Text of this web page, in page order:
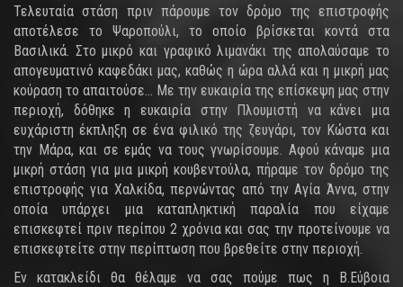
Τελευταία στάση πριν πάρουμε τον δρόμο της επιστροφής
αποτέλεσε το Ψαροπούλι, το οποίο βρίσκεται κοντά στα
Βασιλικά. Στο μικρό και γραφικό λιμανάκι της απολαύσαμε το
απογευματινό καφεδάκι μας, καθώς η ώρα αλλά και η μικρή μας
κούραση το απαιτούσε... Με την ευκαιρία της επίσκεψη μας στην
περιοχή, δόθηκε η ευκαιρία στην Πλουμιστή να κάνει μια
ευχάριστη έκπληξη σε ένα φιλικό της ζευγάρι, τον Κώστα και
την Μάρα, και σε εμάς να τους γνωρίσουμε. Αφού κάναμε μια
μικρή στάση για μια μικρή κουβεντούλα, πήραμε τον δρόμο της
επιστροφής για Χαλκίδα, περνώντας από την Αγία Άννα, στην
οποία υπάρχει μια καταπληκτική παραλία που είχαμε
επισκεφτεί πριν περίπου 2 χρόνια και σας την προτείνουμε να
επισκεφτείτε στην περίπτωση που βρεθείτε στην περιοχή.
Εν κατακλείδι θα θέλαμε να σας πούμε πως η Β.Εύβοια